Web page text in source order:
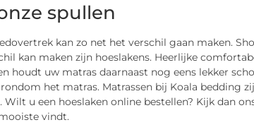
spullen
kan zo net het verschil gaan maken.
kan maken zijn hoeslakens. Heerlijke
houdt uw matras daarnaast nog eens lekker
het matras. Matrassen bij Koala bedding
u een hoeslaken online bestellen? Kijk dan
vindt.